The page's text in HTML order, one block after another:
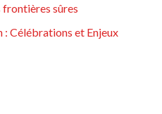
frontières sûres
: Célébrations et Enjeux